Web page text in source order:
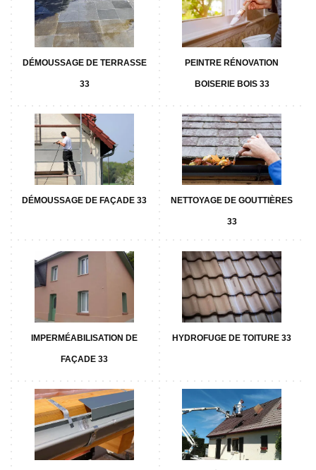
DÉMOUSSAGE DE TERRASSE
33
PEINTRE RÉNOVATION
BOISERIE BOIS 33
DÉMOUSSAGE DE FAÇADE 33 NETTOYAGE DE GOUTTIÈRES
33
IMPERMÉABILISATION DE
FAÇADE 33
HYDROFUGE DE TOITURE 33